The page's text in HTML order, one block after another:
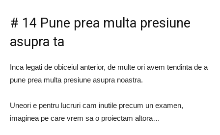
# 14 Pune prea multa presiune
asupra ta
Inca legati de obiceiul anterior, de multe ori avem tendinta de a
pune prea multa presiune asupra noastra.
Uneori e pentru lucruri cam inutile precum un examen,
imaginea pe care vrem sa o proiectam altora…